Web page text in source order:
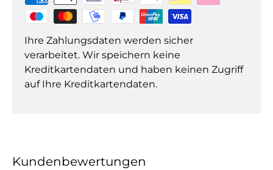
Ihre Zahlungsdaten werden sicher
verarbeitet. Wir speichern keine
Kreditkartendaten und haben keinen Zugriff
auf Ihre Kreditkartendaten.
Kundenbewertungen